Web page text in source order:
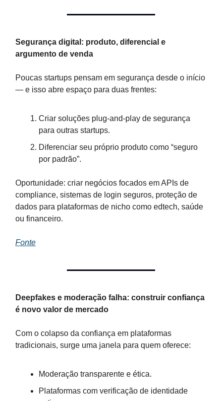
Segurança digital: produto, diferencial e
argumento de venda
Poucas startups pensam em segurança desde o início
— e isso abre espaço para duas frentes:
Criar soluções plug-and-play de segurança
para outras startups.
Diferenciar seu próprio produto como “seguro
por padrão”.
Oportunidade: criar negócios focados em APIs de
compliance, sistemas de login seguros, proteção de
dados para plataformas de nicho como edtech, saúde
ou financeiro.
Fonte
Deepfakes e moderação falha: construir confiança
é novo valor de mercado
Com o colapso da confiança em plataformas
tradicionais, surge uma janela para quem oferece:
Moderação transparente e ética.
Plataformas com verificação de identidade